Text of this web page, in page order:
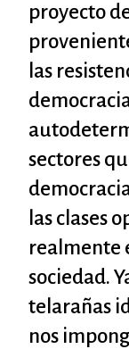
proyecto
las
sectores
las clases
realmente
sociedad.
telarañas
nos